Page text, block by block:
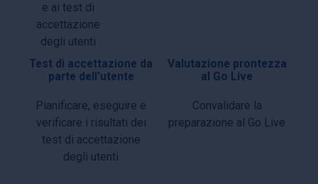
e ai test di
accettazione
degli utenti
Test di accettazione da
parte dell'utente
Pianificare, eseguire e
verificare i risultati dei
test di accettazione
degli utenti
Valutazione prontezza
al Go Live
Convalidare la
preparazione al Go Live